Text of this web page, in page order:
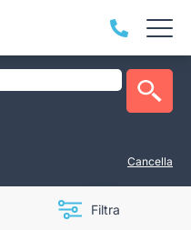
Cancella
Filtra